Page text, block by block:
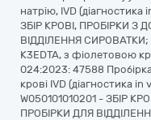
натрію, IVD
ЗБІР КРОВІ, ПРОБІРКИ
ВІДДІЛЕННЯ СИРОВАТКИ;
K3EDTA, з фіолетовою
024:2023: 47588
крові IVD (діагностика
W050101010201 - ЗБІР
ПРОБІРКИ ДЛЯ